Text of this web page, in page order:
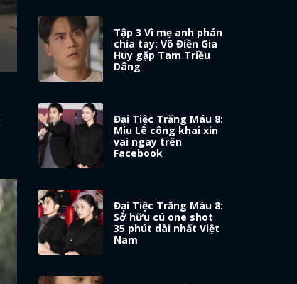
Tập 3 Vì mẹ anh phán
chia tay: Võ Điền Gia
Huy gặp Tam Triều
Dâng
Đại Tiệc Trăng Máu 8:
Miu Lê công khai xin
vai ngay trên
Facebook
Đại Tiệc Trăng Máu 8:
Sở hữu cú one shot
35 phút dài nhất Việt
Nam